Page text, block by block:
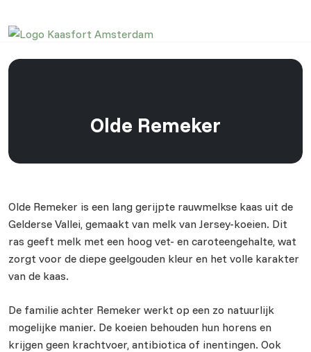
Olde Remeker
Olde Remeker is een lang gerijpte rauwmelkse kaas uit de
Gelderse Vallei, gemaakt van melk van Jersey-koeien. Dit
ras geeft melk met een hoog vet- en caroteengehalte, wat
zorgt voor de diepe geelgouden kleur en het volle karakter
van de kaas.
De familie achter Remeker werkt op een zo natuurlijk
mogelijke manier. De koeien behouden hun horens en
krijgen geen krachtvoer, antibiotica of inentingen. Ook